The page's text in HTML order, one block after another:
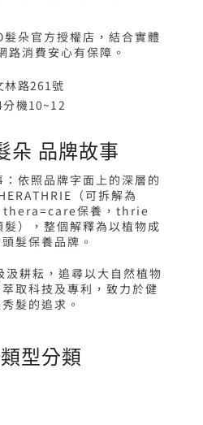
朵官方授權店，結合實體
路消費安心有保障。
林路261號
機10~12
朵 品牌故事
依照品牌字面上的深層的
（可拆解為
保養，thrie
，整個解釋為以植物成
髮保養品牌。
耕耘，追尋以大自然植物
取科技及專利，致力於健
髮的追求。
型分類